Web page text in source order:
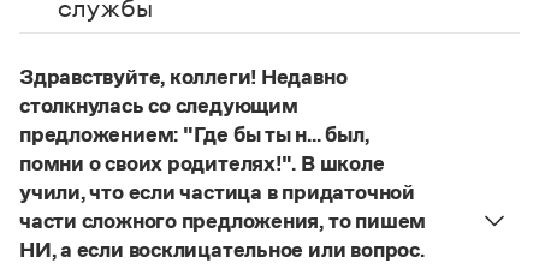
Словари русского языка как государственного
Справочники
Правила русской орфографии и пунктуации
Русский язык. Краткий теоретический курс
для школьников
Справочник по пунктуации
Управление в русском языке
Словарь русских имён
Правила русской орфографии и пунктуации
(1956)
службы
Здравствуйте, коллеги! Недавно
столкнулась со следующим
предложением: "Где бы ты н... был,
помни о своих родителях!". В школе
учили, что если частица в придаточной
части сложного предложения, то пишем
НИ, а если восклицательное или вопрос.